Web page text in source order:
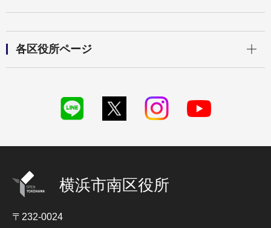
各区役所ページ
横浜市南区役所
〒232-0024